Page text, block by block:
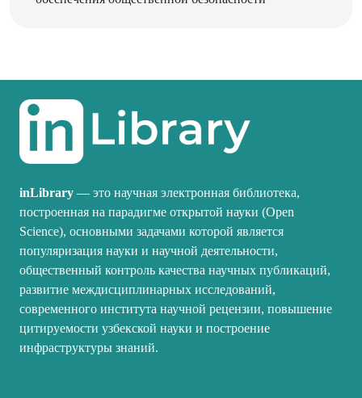
inLibrary — это научная электронная библиотека,
построенная на парадигме открытой науки (Open
Science), основными задачами которой является
популяризация науки и научной деятельности,
общественный контроль качества научных публикаций,
развитие междисциплинарных исследований,
современного института научной рецензии, повышение
цитируемости узбекской науки и построение
инфраструктуры знаний.